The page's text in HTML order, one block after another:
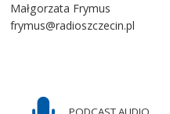
Małgorzata Frymus
frymus@radioszczecin.pl